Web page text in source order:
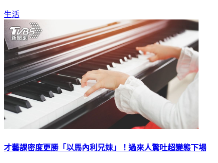
生活
才藝課密度更勝「以馬內利兄妹」！過來人驚吐超變態下場